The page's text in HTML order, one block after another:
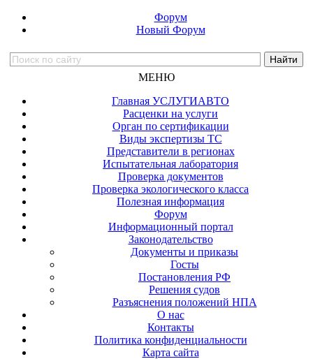
Форум
Новый Форум
МЕНЮ
Главная УСЛУГИАВТО
Расценки на услуги
Орган по сертификации
Виды экспертизы ТС
Представители в регионах
Испытательная лаборатория
Проверка документов
Проверка экологического класса
Полезная информация
Форум
Информационный портал
Законодательство
Документы и приказы
Госты
Постановления РФ
Решения судов
Разъяснения положений НПА
О нас
Контакты
Политика конфиденциальности
Карта сайта